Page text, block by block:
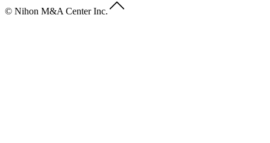
© Nihon M&A Center Inc.